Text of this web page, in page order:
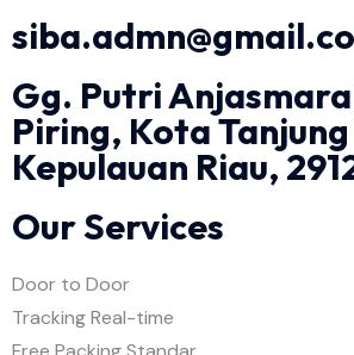
Gg. Putri
Piring, Kota
Kepulauan Riau,
Our Services
Door to Door
Tracking Real-time